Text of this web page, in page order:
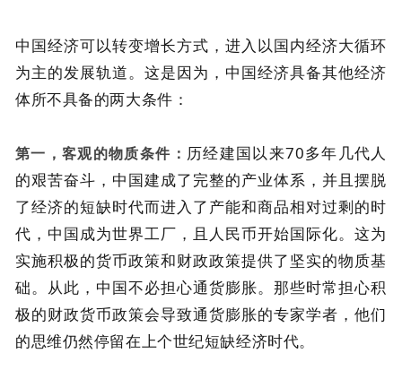
中国经济可以转变增长方式，进入以国内经济大循环
为主的发展轨道。这是因为，中国经济具备其他经济
体所不具备的两大条件：
第一，客观的物质条件： 历经建国以来70多年几代人
的艰苦奋斗，中国建成了完整的产业体系，并且摆脱
了经济的短缺时代而进入了产能和商品相对过剩的时
代，中国成为世界工厂，且人民币开始国际化。这为
实施积极的货币政策和财政政策提供了坚实的物质基
础。从此，中国不必担心通货膨胀。那些时常担心积
极的财政货币政策会导致通货膨胀的专家学者，他们
的思维仍然停留在上个世纪短缺经济时代。